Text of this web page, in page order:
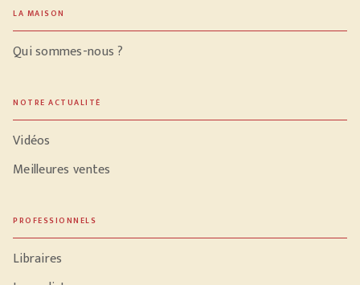
LA MAISON
Qui sommes-nous ?
NOTRE ACTUALITÉ
Vidéos
Meilleures ventes
PROFESSIONNELS
Libraires